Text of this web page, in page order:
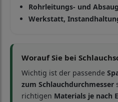
Rohrleitungs- und
Werkstatt,
Worauf Sie bei
Wichtig ist der passende
zum Schlauchdurchmesser
richtigen Materials je nach